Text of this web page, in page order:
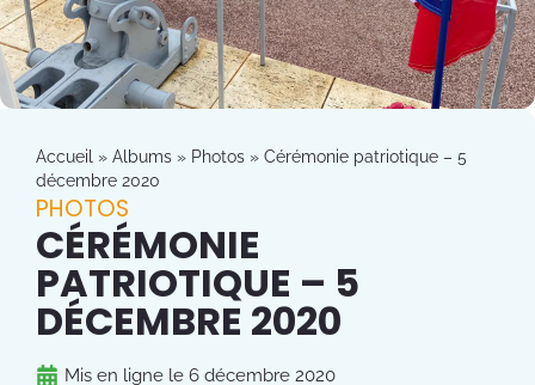
Accueil » Albums » Photos » Cérémonie patriotique – 5
décembre 2020
PHOTOS
CÉRÉMONIE
PATRIOTIQUE – 5
DÉCEMBRE 2020
Mis en ligne le 6 décembre 2020